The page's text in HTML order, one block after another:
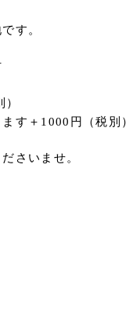
す。
す＋1000円（税別）
さいませ。